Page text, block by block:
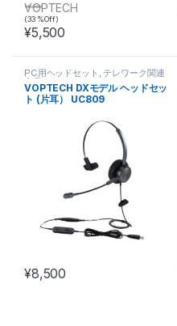
VOPTECH
¥8,200
(33 %Off)
¥5,500
PC用ヘッドセット , テレワーク関連
商品
VOPTECH DXモデル ヘッドセッ
ト (片耳） UC809
¥8,500
この商品には複数のバリエ